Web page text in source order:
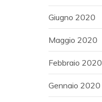
Giugno 2020
Maggio 2020
Febbraio 2020
Gennaio 2020